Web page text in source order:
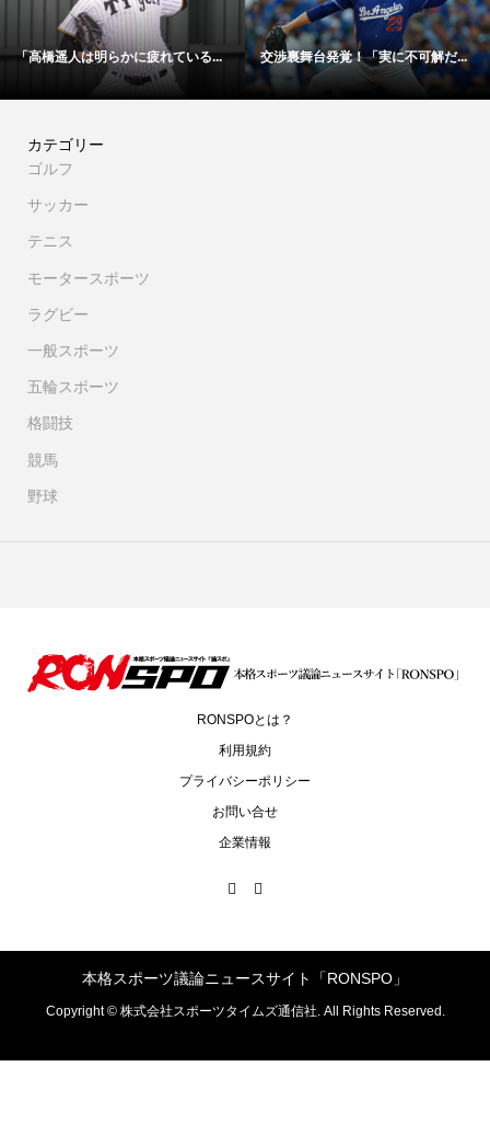
交渉裏舞台発覚！「実に不可解だ... 「48時間以内にサイン！」冨安健...
カテゴリー
ゴルフ
サッカー
テニス
モータースポーツ
ラグビー
一般スポーツ
五輪スポーツ
格闘技
競馬
野球
RONSPOとは？
利用規約
プライバシーポリシー
お問い合せ
企業情報
本格スポーツ議論ニュースサイト「RONSPO」
Copyright ©株式会社スポーツタイムズ通信社. All Rights Reserved.